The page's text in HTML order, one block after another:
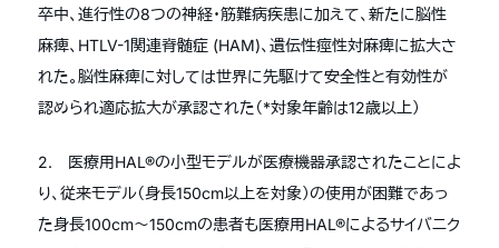
卒中、進行性の8つの神経・筋難病疾患に加えて、新たに脳性
麻痺、HTLV-1関連脊髄症 (HAM)、遺伝性痙性対麻痺に拡大さ
れた。脳性麻痺に対しては世界に先駆けて安全性と有効性が
認められ適応拡大が承認された（*対象年齢は12歳以上）
2. 医療用HAL®の小型モデルが医療機器承認されたことによ
り、従来モデル（身長150cm以上を対象）の使用が困難であっ
た身長100cm〜150cmの患者も医療用HAL®によるサイバニク